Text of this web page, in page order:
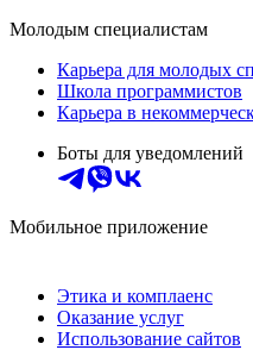
Молодым специалистам
Карьера для молодых
Школа программистов
Карьера в
Боты для уведомлений
Мобильное приложение
Этика и комплаенс
Оказание услуг
Использование сайтов